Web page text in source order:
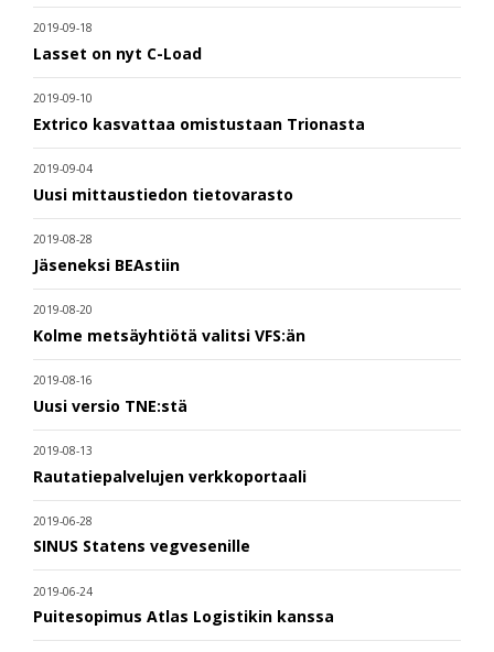
2019-09-18
Lasset on nyt C-Load
2019-09-10
Extrico kasvattaa omistustaan Trionasta
2019-09-04
Uusi mittaustiedon tietovarasto
2019-08-28
Jäseneksi BEAstiin
2019-08-20
Kolme metsäyhtiötä valitsi VFS:än
2019-08-16
Uusi versio TNE:stä
2019-08-13
Rautatiepalvelujen verkkoportaali
2019-06-28
SINUS Statens vegvesenille
2019-06-24
Puitesopimus Atlas Logistikin kanssa